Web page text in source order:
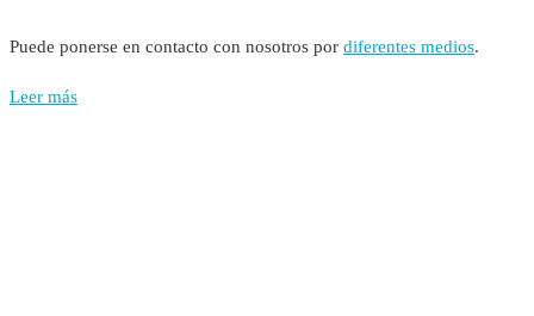
Puede ponerse en contacto con nosotros por diferentes medios.
Leer más